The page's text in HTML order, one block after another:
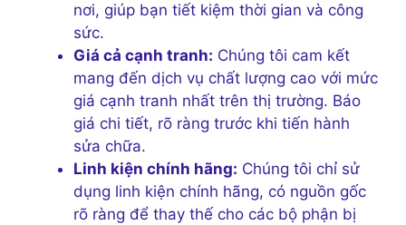
nơi, giúp bạn tiết kiệm thời gian và công
sức.
Giá cả cạnh tranh: Chúng tôi cam kết
mang đến dịch vụ chất lượng cao với mức
giá cạnh tranh nhất trên thị trường. Báo
giá chi tiết, rõ ràng trước khi tiến hành
sửa chữa.
Linh kiện chính hãng: Chúng tôi chỉ sử
dụng linh kiện chính hãng, có nguồn gốc
rõ ràng để thay thế cho các bộ phận bị